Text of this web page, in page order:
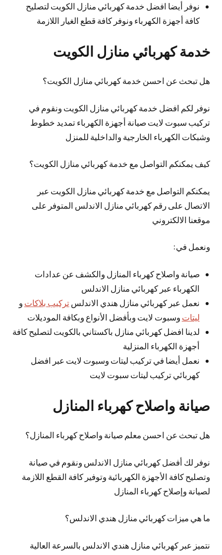
نوفر أيضا افضل خدمة كهربائي منازل الكويت لتصليح
كافة أجهزة الكهرباء ونوفر كافة قطع الغيار اللازمة
خدمة كهربائي منازل الكويت
هل تبحث عن احسن خدمة كهربائي منازل الكويت؟
نوفر لكم افضل خدمة كهربائي منازل الكويت ونقوم في
تركيب سبوت لايت صيانة أجهزة الكهرباء تمديد خطوط
وشبكات الكهرباء الخارجية والداخلية للمنزل
كيف يمكنكم التواصل مع خدمة كهربائي منازل الكويت؟
يمكنكم التواصل مع خدمة كهربائي منازل الكويت عبر
الاتصال على رقم كهربائي منازل الاندلس المتوفر على
موقعنا الالكتروني
ونعمل في:
صيانة واصلاح كهرباء المنازل والكشف عن عدادات
الكهرباء عبر كهربائي منازل الاندلس
نعمل عبر كهربائي منازل هندي الاندلستركيب بلاكات و
ليتات وسبوت لايت وبأفضل الأنواع وبكافة الموديلات
لدينا افضل كهربائي منازل باكستاني بالكويت لتصليح كافة
أجهزة الكهرباء المنزلية
نعمل أيضا في تركيب ليتات وسبوت لايت عبر افضل
كهربائي تركيب ليتات سبوت لايت
صيانة واصلاح كهرباء المنازل
هل تبحث عن احسن معلم صيانة واصلاح كهرباء المنازل؟
نوفر لك أفضل كهربائي منازل الاندلس ونقوم في صيانة
وتصليح كافة الأجهزة الكهربائية وتوفير كافة القطع اللازمة
لصيانة وإصلاح كهرباء المنازل
ما هي ميزات كهربائي منازل هندي الاندلس؟
نتميز عبر كهربائي منازل هندي الاندلس بالسرعة العالية